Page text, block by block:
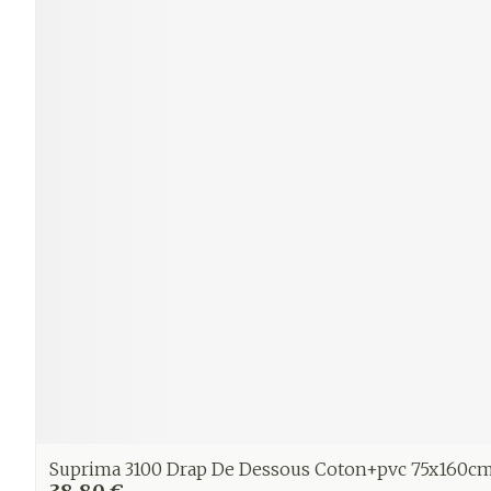
Suprima 3100 Drap De Dessous Coton+pvc